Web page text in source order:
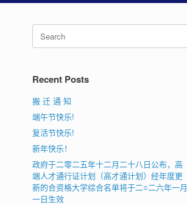
Search
for:
Recent Posts
搬 迁 通 知
端午节快乐!
复活节快乐!
新年快乐！
政府于二零二五年十二月二十八日公布，高
端人才通行证计划（高才通计划）经年度更
新的合资格大学综合名单将于二○二六年一月
一日生效